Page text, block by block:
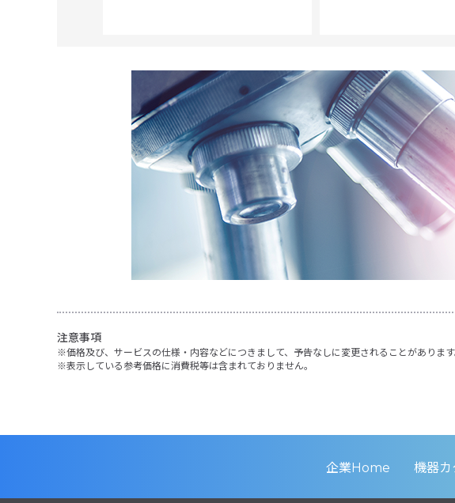
注意事項
価格及び、サービスの仕様・内容などにつきまして、予告なしに変更されることがあります
表示している参考価格に消費税等は含まれておりません。
企業Home 機器カ